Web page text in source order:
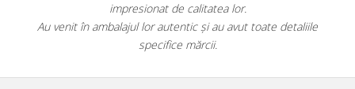
impresionat de calitatea lor.
Au venit în ambalajul lor autentic și au avut toate detaliile
specifice mărcii.